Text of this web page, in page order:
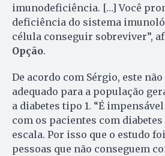
imunodeficiência. […] Você
deficiência do sistema
célula conseguir sobreviver”,
Opção.
De acordo com Sérgio, este
adequado para a população
a diabetes tipo 1. “É
com os pacientes com
escala. Por isso que o estudo
pessoas que não conseguem